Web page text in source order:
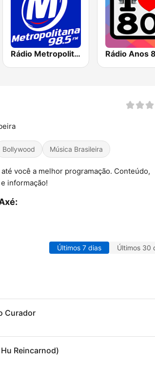
Rádio Metropolitana 98.5 FM Rádio Anos
Bollywood Música Brasileira
você a melhor programação. Conteúdo,
informação!
Últimos 7 dias Últimos 30
Curador
Reincarnod)